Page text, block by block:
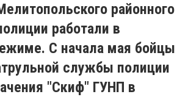
районного
работали в
С начала мая бойцы
службы полиции
"Скиф" ГУНП в